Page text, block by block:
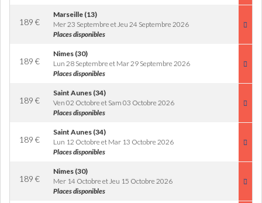
189 €
Marseille (13)
Mer 23 Septembre et Jeu 24 Septembre 2026
Places disponibles
189 €
Nimes (30)
Lun 28 Septembre et Mar 29 Septembre 2026
Places disponibles
189 €
Saint Aunes (34)
Ven 02 Octobre et Sam 03 Octobre 2026
Places disponibles
189 €
Saint Aunes (34)
Lun 12 Octobre et Mar 13 Octobre 2026
Places disponibles
189 €
Nimes (30)
Mer 14 Octobre et Jeu 15 Octobre 2026
Places disponibles